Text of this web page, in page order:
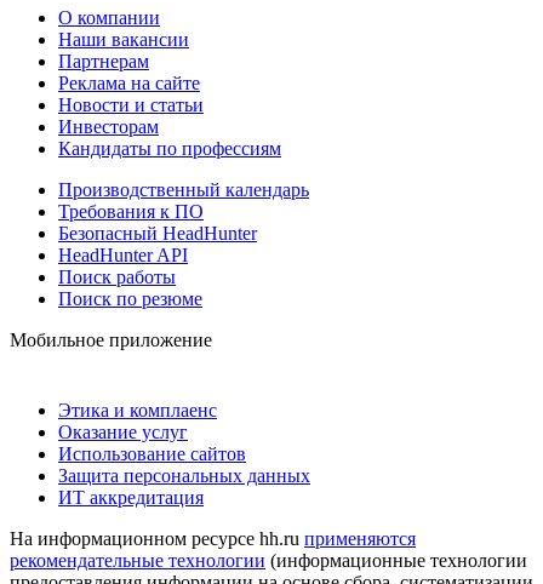
О компании
Наши вакансии
Партнерам
Реклама на сайте
Новости и статьи
Инвесторам
Кандидаты по профессиям
Производственный календарь
Требования к ПО
Безопасный HeadHunter
HeadHunter API
Поиск работы
Поиск по резюме
Мобильное приложение
Этика и комплаенс
Оказание услуг
Использование сайтов
Защита персональных данных
ИТ аккредитация
На информационном ресурсе hh.ru применяются
рекомендательные технологии (информационные технологии